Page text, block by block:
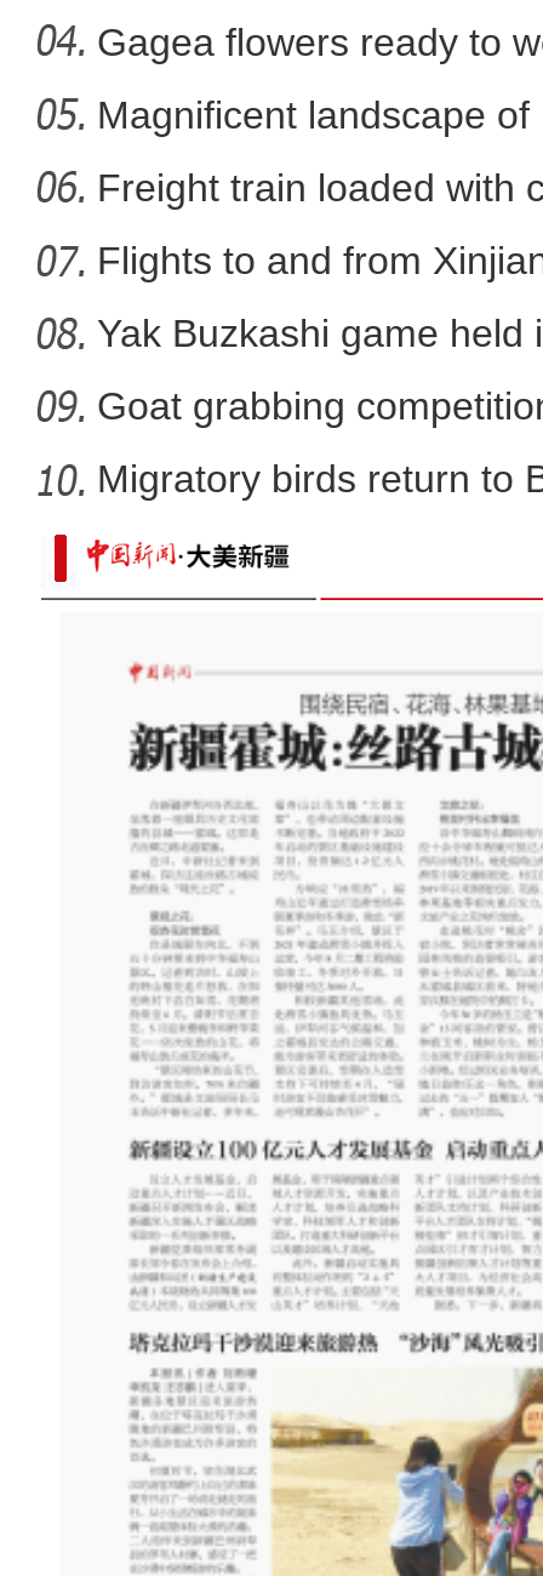
航拍车师古道夏
新疆盛夏金莲花绽放
Xi
Gagea flowers ready to
Nal
Magnificent landscape
La
Freight train loaded with
Flights to and from
Yak Buzkashi game held
Goat grabbing
Migratory birds return to